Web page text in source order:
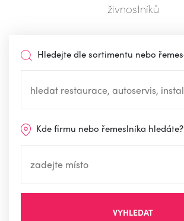
živnostníků
Hledejte dle sortimentu nebo
Kde firmu nebo řemeslníka hledáte?
VYHLEDAT